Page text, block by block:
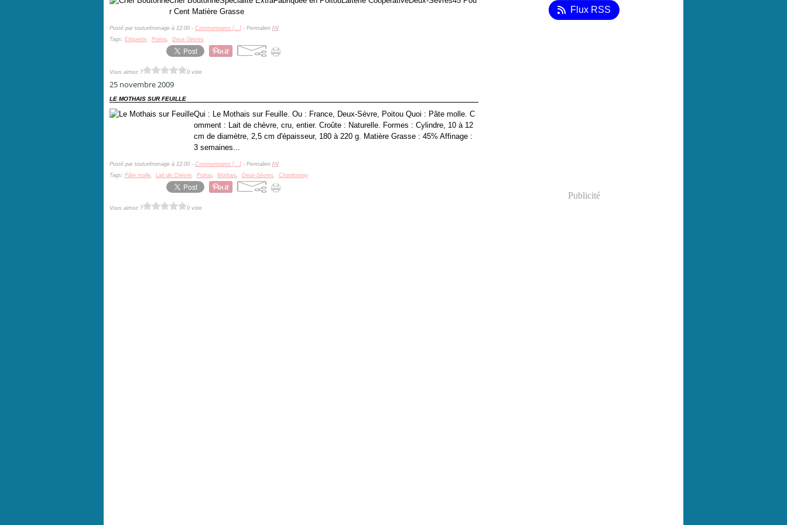
r Cent Matière Grasse
Posté par toutunfromage à 12:00 - Commentaires […] - Permalien [#]
Tags: Etiquette, Poitou, Deux-Sèvres
Vous aimez ? 0 vote
25 novembre 2009
LE MOTHAIS SUR FEUILLE
Qui : Le Mothais sur Feuille. Ou : France, Deux-Sèvre, Poitou Quoi : Pâte molle. C
omment : Lait de chèvre, cru, entier. Croûte : Naturelle. Formes : Cylindre, 10 à 12
cm de diamètre, 2,5 cm d'épaisseur, 180 à 220 g. Matière Grasse : 45% Affinage :
3 semaines...
Posté par toutunfromage à 12:00 - Commentaires […] - Permalien [#]
Tags: Pâte molle, Lait de Chèvre, Poitou, Mothais, Deux-Sèvres, Chardonnay
Vous aimez ? 0 vote
Flux RSS
Publicité